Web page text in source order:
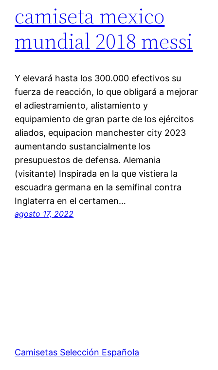
camiseta mexico
mundial 2018 messi
Y elevará hasta los 300.000 efectivos su
fuerza de reacción, lo que obligará a mejorar
el adiestramiento, alistamiento y
equipamiento de gran parte de los ejércitos
aliados, equipacion manchester city 2023
aumentando sustancialmente los
presupuestos de defensa. Alemania
(visitante) Inspirada en la que vistiera la
escuadra germana en la semifinal contra
Inglaterra en el certamen…
agosto 17, 2022
Camisetas Selección Española